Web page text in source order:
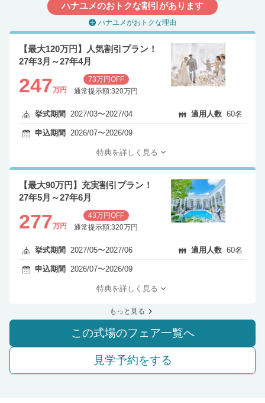
ハナユメのおトクな割引があります
ハナユメがおトクな理由
【最大120万円】人気割引プラン！
27年3月～27年4月
247万円
73万円OFF
通常提示額:320万円
挙式期間 2027/03〜2027/04 適用人数 60名
申込期間 2026/07〜2026/09
特典を詳しく見る
【最大90万円】充実割引プラン！
27年5月～27年6月
277万円
43万円OFF
通常提示額:320万円
挙式期間 2027/05〜2027/06 適用人数 60名
申込期間 2026/07〜2026/09
特典を詳しく見る
もっと見る
この式場のフェア一覧へ
見学予約をする